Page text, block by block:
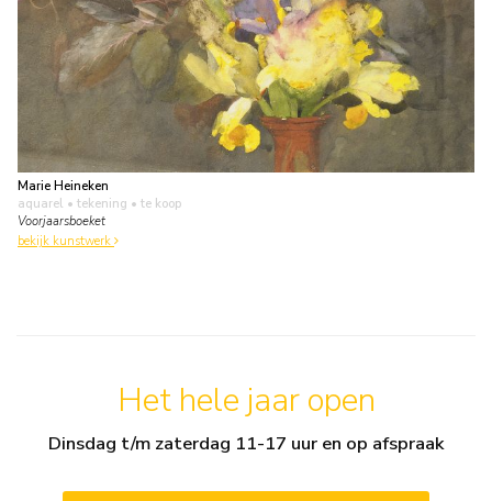
Marie Heineken
aquarel • tekening • te koop
Voorjaarsboeket
bekijk kunstwerk
Het hele jaar open
Dinsdag t/m zaterdag 11-17 uur en op afspraak